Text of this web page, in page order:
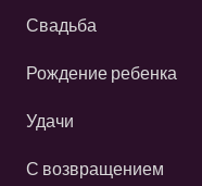
Свадьба
Рождение ребенка
Удачи
С возвращением